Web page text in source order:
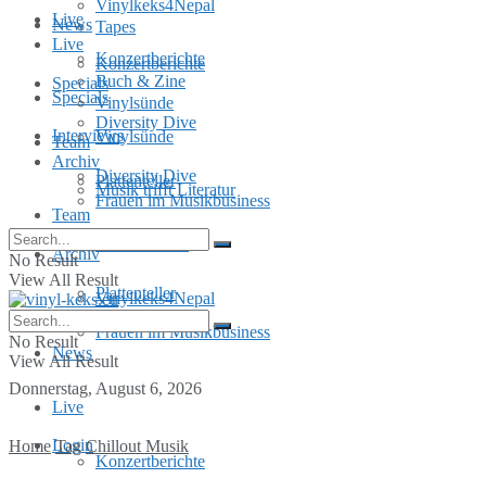
Live
Konzertberichte
Specials
Vinylsünde
Diversity Dive
Team
Archiv
Plattenteller
Frauen im Musikbusiness
Donnerstag, August 6, 2026
Login
Tapes
Buch & Zine
Interviews
Musik trifft Literatur
Vinylkeks4Nepal
News
Live
Konzertberichte
Vinylkeks4Nepal
News
Live
Konzertberichte
Specials
Vinylsünde
Diversity Dive
Team
Archiv
Plattenteller
Frauen im Musikbusiness
No Result
View All Result
No Result
View All Result
Home Tag Chillout Musik